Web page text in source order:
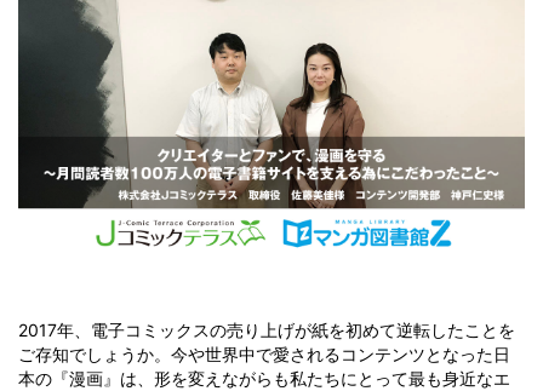
2017年、電子コミックスの売り上げが紙を初めて逆転したことを
ご存知でしょうか。今や世界中で愛されるコンテンツとなった日
本の『漫画』は、形を変えながらも私たちにとって最も身近なエ